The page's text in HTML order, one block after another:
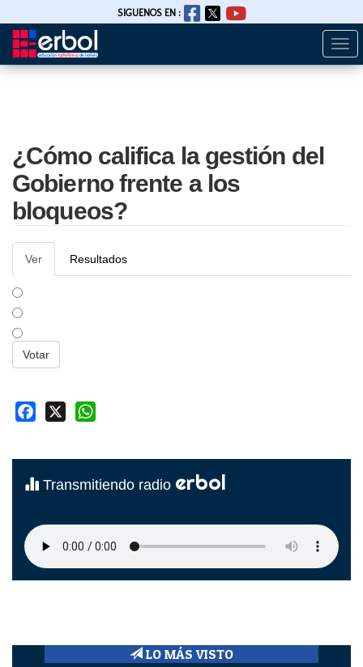
Pasar
SIGUENOS EN :
¿Cómo califica la gestión del
Gobierno frente a los
bloqueos?
Solapas
principales
Ver (solapa
activa)
Resultados
Opciones
Votar
Facebook
Transmitiendo radio erbol
LO MÁS VISTO